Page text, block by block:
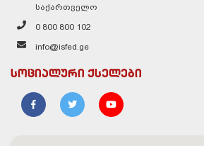
საქართველო
0 800 800 102
info@isfed.ge
სოციალური ქსელები